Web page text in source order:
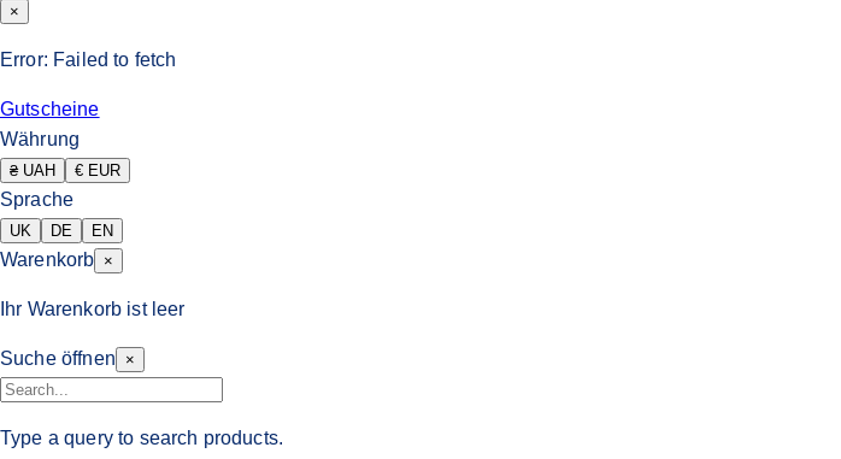
×
Error: Failed to fetch
Gutscheine
Währung
₴ UAH € EUR
Sprache
UK DE EN
Warenkorb ×
Ihr Warenkorb ist leer
Suche öffnen ×
Type a query to search products.